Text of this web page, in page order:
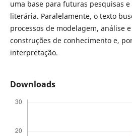
uma base para futuras pesquisas
literária. Paralelamente, o texto
processos de modelagem, análise
construções de conhecimento e,
interpretação.
Downloads